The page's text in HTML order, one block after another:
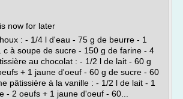
now for later
: - 1/4 l d'eau - 75 g de beurre - 1
c à soupe de sucre - 150 g de farine - 4
au chocolat : - 1/2 l de lait - 60 g
+ 1 jaune d'oeuf - 60 g de sucre - 60
pâtissière à la vanille : - 1/2 l de lait - 1
- 2 oeufs + 1 jaune d'oeuf - 60...